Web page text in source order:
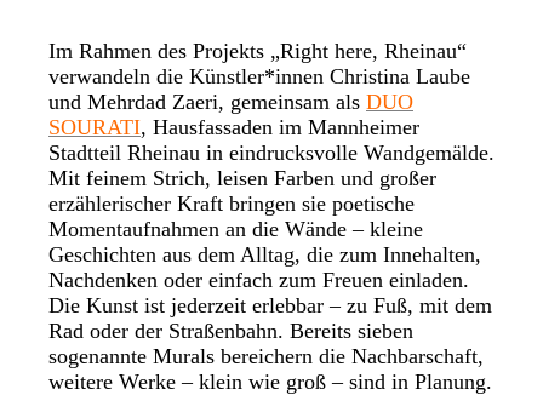
Im Rahmen des Projekts „Right here, Rheinau“
verwandeln die Künstler*innen Christina Laube
und Mehrdad Zaeri, gemeinsam als DUO
SOURATI, Hausfassaden im Mannheimer
Stadtteil Rheinau in eindrucksvolle Wandgemälde.
Mit feinem Strich, leisen Farben und großer
erzählerischer Kraft bringen sie poetische
Momentaufnahmen an die Wände – kleine
Geschichten aus dem Alltag, die zum Innehalten,
Nachdenken oder einfach zum Freuen einladen.
Die Kunst ist jederzeit erlebbar – zu Fuß, mit dem
Rad oder der Straßenbahn. Bereits sieben
sogenannte Murals bereichern die Nachbarschaft,
weitere Werke – klein wie groß – sind in Planung.